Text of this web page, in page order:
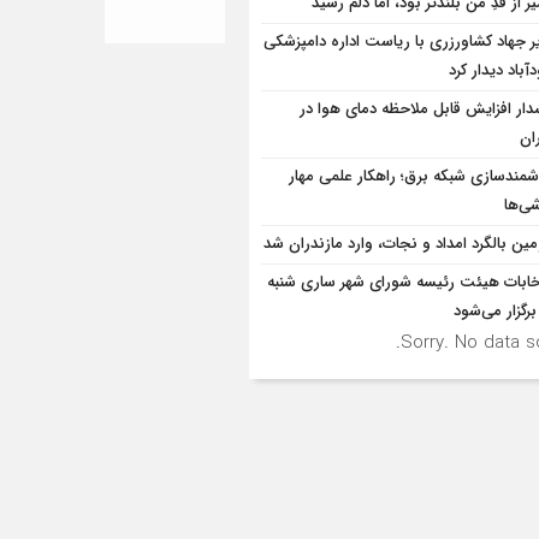
جهاد کشاورزری با ریاست اداره دامپزشکی
دیدار کرد
افزایش قابل ملاحظه دمای هوا در
شبکه برق؛ راهکار علمی مهار
بالگرد امداد و نجات، وارد مازندران شد
هیئت رئیسه شورای شهر ساری شنبه
می‌شود
Sorry. No data